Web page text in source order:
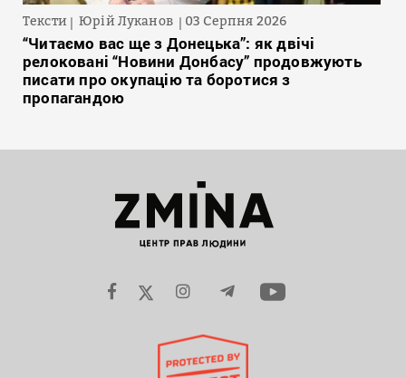
Тексти Юрій Луканов 03 Серпня 2026
“Читаємо вас ще з Донецька”: як двічі
релоковані “Новини Донбасу” продовжують
писати про окупацію та боротися з
пропагандою